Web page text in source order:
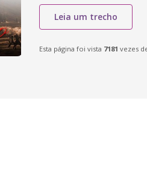
Leia um trecho
Esta página foi vista 7181 vezes